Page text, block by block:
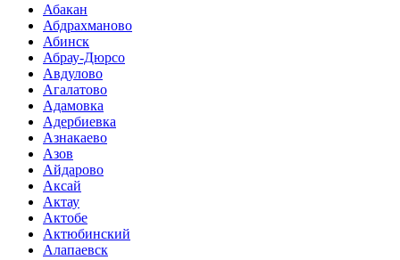
Абакан
Абдрахманово
Абинск
Абрау-Дюрсо
Авдулово
Агалатово
Адамовка
Адербиевка
Азнакаево
Азов
Айдарово
Аксай
Актау
Актобе
Актюбинский
Алапаевск